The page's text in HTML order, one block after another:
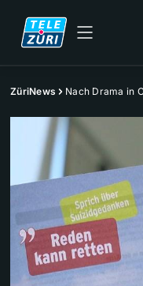
ZüriNews Nach Drama in